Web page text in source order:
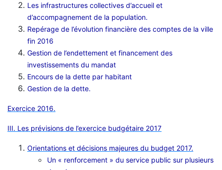
Les infrastructures collectives d’accueil et
d’accompagnement de la population.
Repérage de l’évolution financière des comptes de la ville
fin 2016
Gestion de l’endettement et financement des
investissements du mandat
Encours de la dette par habitant
Gestion de la dette.
Exercice 2016.
III. Les prévisions de l’exercice budgétaire 2017
Orientations et décisions majeures du budget 2017.
Un « renforcement » du service public sur plusieurs